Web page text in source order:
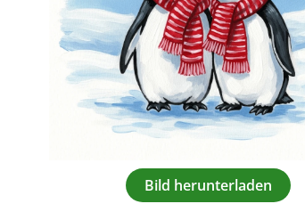
Bild herunterladen